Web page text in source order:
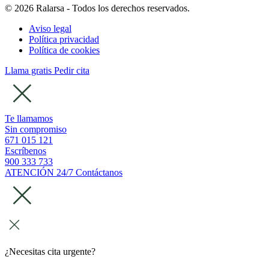
© 2026 Ralarsa - Todos los derechos reservados.
Aviso legal
Política privacidad
Política de cookies
Llama gratis Pedir cita
Te llamamos
Sin compromiso
671 015 121
Escríbenos
900 333 733
ATENCIÓN 24/7 Contáctanos
¿Necesitas cita urgente?